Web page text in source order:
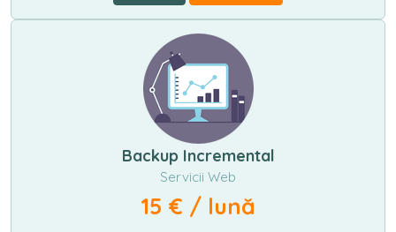
Backup Incremental
Servicii Web
15 € / lună